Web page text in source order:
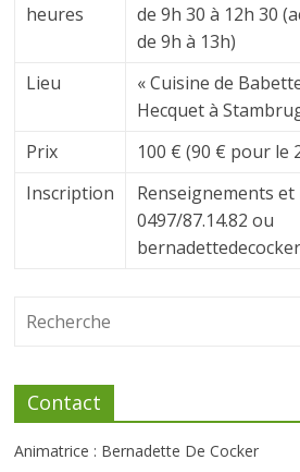
heures
de 9h 30 à 12h 30
de 9h à 13h)
Lieu
« Cuisine de
Hecquet à
Prix
100 € (90 € pour le
Inscription
Renseignements
0497/87.14.82 ou
Contact
Animatrice : Bernadette De Cocker